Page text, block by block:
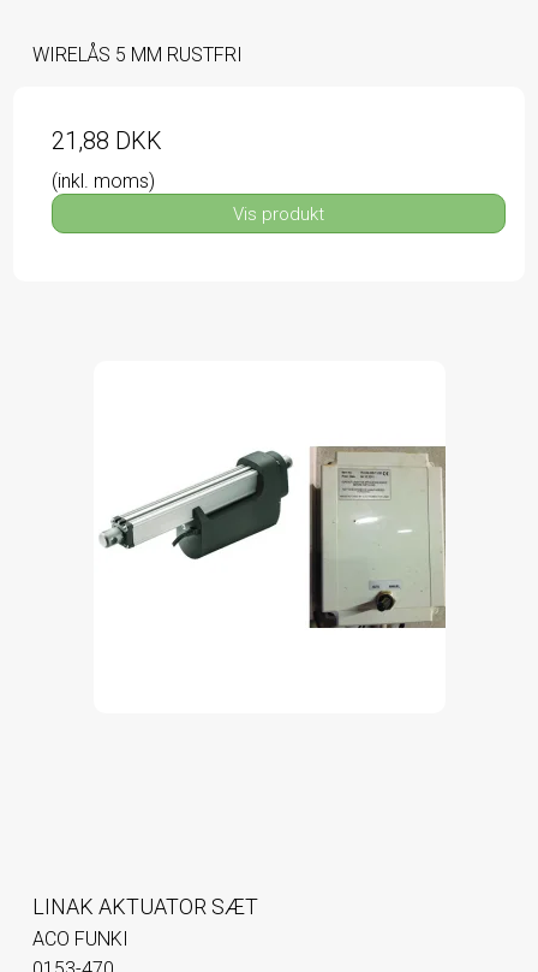
WIRELÅS 5 MM RUSTFRI
21,88 DKK
(inkl. moms)
Vis produkt
LINAK AKTUATOR SÆT
ACO FUNKI